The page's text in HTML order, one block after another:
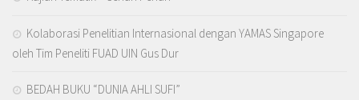
Kolaborasi Penelitian Internasional dengan YAMAS Singapore
oleh Tim Peneliti FUAD UIN Gus Dur
BEDAH BUKU “DUNIA AHLI SUFI”